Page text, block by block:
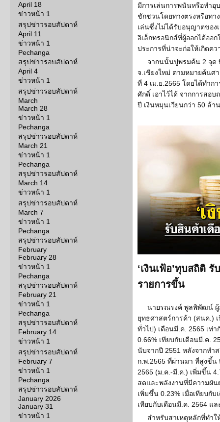
April 18
ข่าวหน้า 1
สรุปข่าวรอบสัปดาห์
April 11
ข่าวหน้า 1
Pechanga
สรุปข่าวรอบสัปดาห์
April 4
ข่าวหน้า 1
สรุปข่าวรอบสัปดาห์
March
March 28
ข่าวหน้า 1
Pechanga
สรุปข่าวรอบสัปดาห์
March 21
ข่าวหน้า 1
Pechanga
สรุปข่าวรอบสัปดาห์
March 14
ข่าวหน้า 1
สรุปข่าวรอบสัปดาห์
March 7
ข่าวหน้า 1
Pechanga
สรุปข่าวรอบสัปดาห์
February
February 28
ข่าวหน้า 1
Pechanga
สรุปข่าวรอบสัปดาห์
February 21
ข่าวหน้า 1
Pechanga
สรุปข่าวรอบสัปดาห์
February 14
ข่าวหน้า 1
สรุปข่าวรอบสัปดาห์
February 7
ข่าวหน้า 1
Pechanga
สรุปข่าวรอบสัปดาห์
January 2026
January 31
ข่าวหน้า 1
มีการเล่นการพนันหรือทำ
ชักชวนโดยทางตรงหรือทา
เล่นซึ่งไม่ได้รับอนุญาตขอ
อิเล็กทรอนิกส์ที่ผู้ออกได้ออ
ประการที่น่าจะก่อให้เกิดค
จากนนั้นปูพรมค้น 2 จุด
จ.เชียงใหม่ ตามหมายค้นศ
ที่ 4 เม.ย.2565 โดยได้ทำ
ศักดิ์ เอาไว้ได้ จากการสอ
ปี เงินหมุนเวียนกว่า 50 ล้า
‘เงินเฟ้อ’ทุบสถิติ
รายการขึ้น
นายรณรงค์ พูลพิพัฒน์ ผู้
ยุทธศาสตร์การค้า (สนค.)
ทั่วไป) เดือนมี.ค. 2565 เท่
0.66% เทียบกับเดือนมี.ค.
นับจากปี 2551 หลังจากทำ
ก.พ.2565 ที่ผ่านมา ที่สูงขึ้น
2565 (ม.ค.-มี.ค.) เพิ่มขึ้น
สดและพลังงานที่มีความผั
เพิ่มขึ้น 0.23% เมื่อเทียบกั
เทียบกับเดือนมี.ค. 2564 แ
สำหรับสาเหตุหลักที่ทำใ